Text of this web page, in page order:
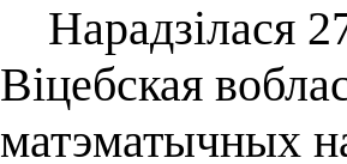
Нарадзілася
Віцебская
матэматычных